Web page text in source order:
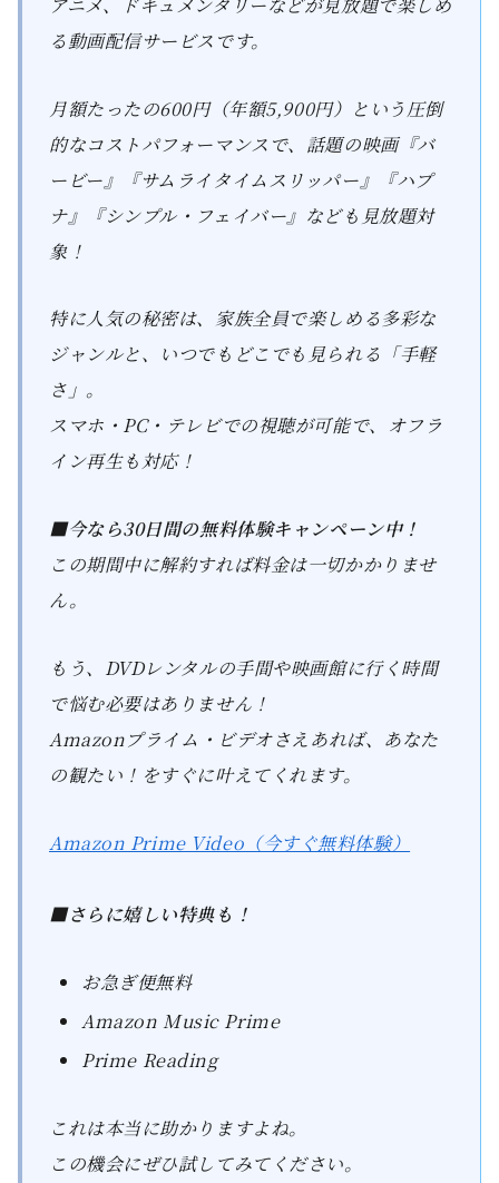
る動画配信サービスです。
月額たったの600円（年額5,900円）という圧倒
的なコストパフォーマンスで、話題の映画『バ
ービー』『サムライタイムスリッパー』『ハプ
ナ』『シンプル・フェイバー』なども見放題対
象！
特に人気の秘密は、家族全員で楽しめる多彩な
ジャンルと、いつでもどこでも見られる「手軽
さ」。
スマホ・PC・テレビでの視聴が可能で、オフラ
イン再生も対応！
■今なら30日間の無料体験キャンペーン中！
この期間中に解約すれば料金は一切かかりませ
ん。
もう、DVDレンタルの手間や映画館に行く時間
で悩む必要はありません！
Amazonプライム・ビデオさえあれば、あなた
の観たい！をすぐに叶えてくれます。
Amazon Prime Video（今すぐ無料体験）
■さらに嬉しい特典も！
お急ぎ便無料
Amazon Music Prime
Prime Reading
これは本当に助かりますよね。
この機会にぜひ試してみてください。